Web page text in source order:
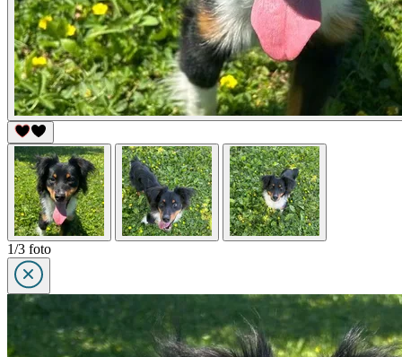
1/3 foto